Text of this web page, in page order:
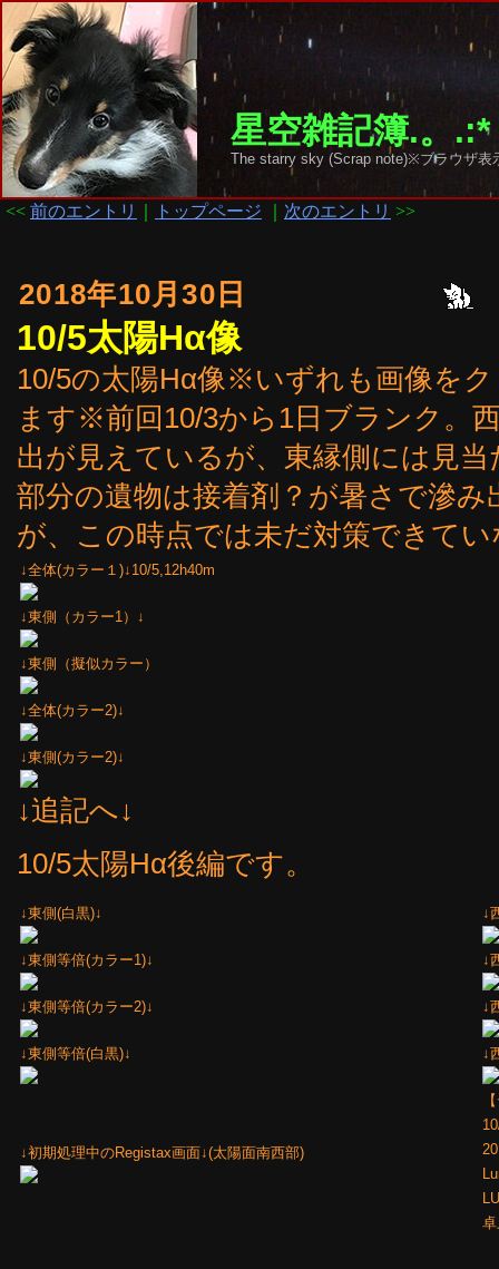
星空雑記簿.。
The starry sky (Scrap note)※ブラウザ
<< 前のエントリ トップページ 次のエントリ >>
2018年10月30日
10/5太陽Hα像
10/5の太陽Hα像※いずれも画像を
ます※前回10/3から1日ブランク。
出が見えているが、東縁側には見
部分の遺物は接着剤？が暑さで滲
が、この時点では未だ対策できて
↓全体(カラー１)↓10/5,12h40m
↓東側（カラー1）↓
↓東側（擬似カラー）
↓全体(カラー2)↓
↓東側(カラー2)↓
↓追記へ↓
10/5太陽Hα後編です。
↓東側(白黒)↓ ↓
↓東側等倍(カラー1)↓ ↓
↓東側等倍(カラー2)↓ ↓
↓東側等倍(白黒)↓ ↓
↓初期処理中のRegistax画面↓(太陽面南西部)